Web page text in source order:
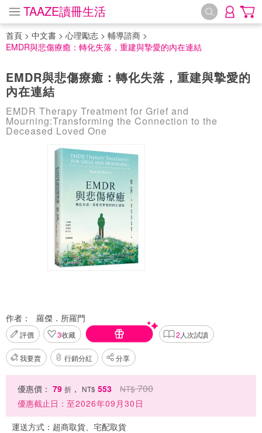
TAAZE讀冊生活
首頁 > 中文書 > 心理勵志 > 輔導諮商 >
EMDR與悲傷療癒：轉化失落，重建與摯愛的內在連結
EMDR與悲傷療癒：轉化失落，重建與摯愛的
內在連結
EMDR Therapy Treatment for Grief and
Mourning:Transforming the Connection to the
Deceased Loved One
作者： 羅傑．所羅門
評價 3收藏 2 人次試讀
我要賣 行銷分紅 分享
優惠價： 79 折 ， NT$ 553 NT$ 700
優惠截止日： 至2026年09月30日
運送方式： 超商取貨、宅配取貨